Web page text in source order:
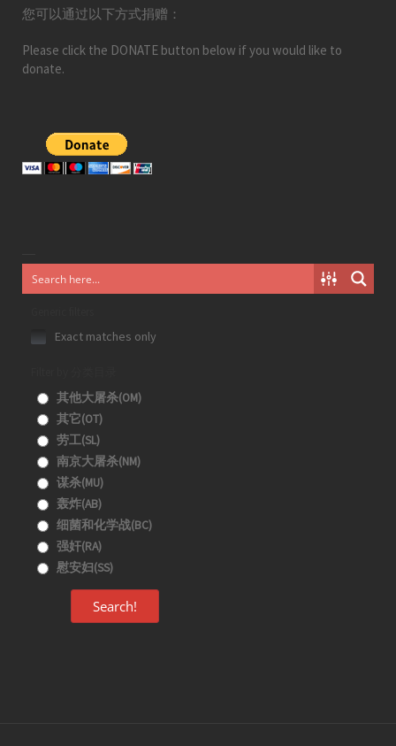
您可以通过以下方式捐赠：
Please click the DONATE button below if you would like to
donate.
Exact matches only
其他大屠杀(OM)
其它(OT)
劳工(SL)
南京大屠杀(NM)
谋杀(MU)
轰炸(AB)
细菌和化学战(BC)
强奸(RA)
慰安妇(SS)
Search!